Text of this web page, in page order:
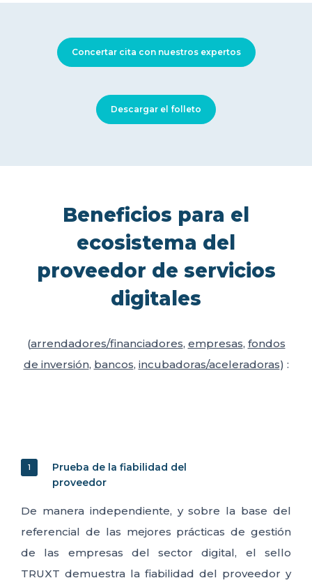
Concertar cita con nuestros expertos
Descargar el folleto
Beneficios para el
ecosistema del
proveedor de servicios
digitales
(arrendadores/financiadores, empresas, fondos
de inversión, bancos, incubadoras/aceleradoras) :
Prueba de la fiabilidad del
proveedor
De manera independiente, y sobre la base del
referencial de las mejores prácticas de gestión
de las empresas del sector digital, el sello
TRUXT demuestra la fiabilidad del proveedor y
1